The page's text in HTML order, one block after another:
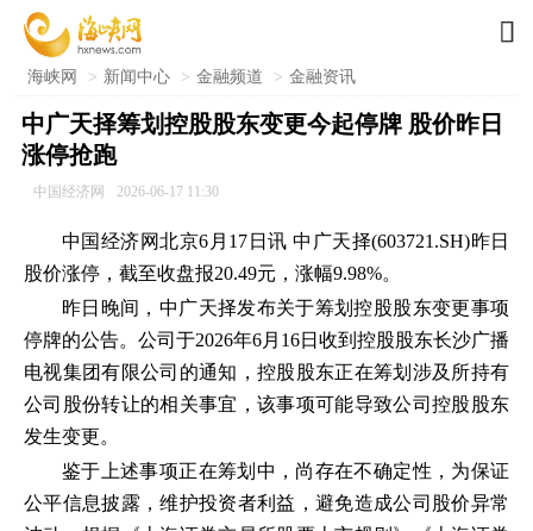

海峡网 > 新闻中心 > 金融频道 > 金融资讯
中广天择筹划控股股东变更今起停牌 股价昨日
涨停抢跑
中国经济网 2026-06-17 11:30
中国经济网北京6月17日讯 中广天择(603721.SH)昨日
股价涨停，截至收盘报20.49元，涨幅9.98%。
昨日晚间，中广天择发布关于筹划控股股东变更事项
停牌的公告。公司于2026年6月16日收到控股股东长沙广播
电视集团有限公司的通知，控股股东正在筹划涉及所持有
公司股份转让的相关事宜，该事项可能导致公司控股股东
发生变更。
鉴于上述事项正在筹划中，尚存在不确定性，为保证
公平信息披露，维护投资者利益，避免造成公司股价异常